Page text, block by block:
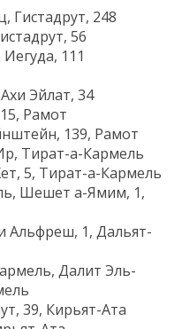
Гистадрут, 248
56
111
Эйлат, 34
Рамот
139, Рамот
Тират-а-Кармель
5, Тират-а-Кармель
Шешет а-Ямим, 1,
Альфреш, 1, Дальят-
Далит Эль-
39, Кирьят-Ата